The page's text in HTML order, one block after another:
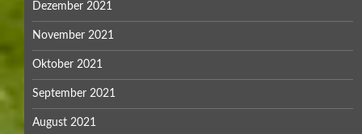
Dezember 2021
November 2021
Oktober 2021
September 2021
August 2021